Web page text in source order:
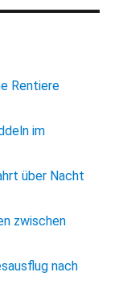
Rentiere
im
über Nacht
zwischen
nach